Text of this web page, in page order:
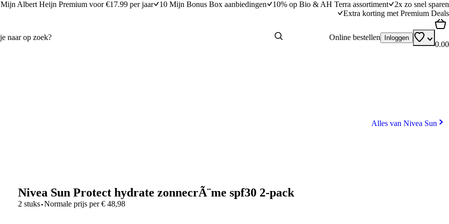
Mijn Albert Heijn Premium voor €17.99 per jaar 10 Mijn Bonus Box aanbiedingen 10% op Bio & AH Terra assortiment
2x zo snel sparen
Extra korting met Premium Deals
Online bestellen Inloggen
0.00
Alles van Nivea Sun
Nivea Sun Protect hydrate zonnecrÃ¨me spf30 2-pack
2 stuks·Normale prijs per € 48,98